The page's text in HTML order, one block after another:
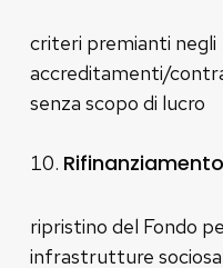
criteri premianti negli
accreditamenti/
senza scopo di lucro
Rifinanziamento
ripristino del Fondo
infrastrutture